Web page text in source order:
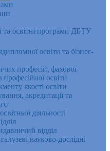
та освітні програми ДБТУ
освіти та бізнес-
професій, фахової
професійної освіти
якості освіти
акредитації та
діяльності
відділ
науково-дослідні